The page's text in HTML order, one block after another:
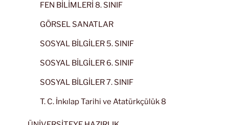
FEN BİLİMLERİ 8. SINIF
GÖRSEL SANATLAR
SOSYAL BİLGİLER 5. SINIF
SOSYAL BİLGİLER 6. SINIF
SOSYAL BİLGİLER 7. SINIF
T. C. İnkılap Tarihi ve Atatürkçülük 8